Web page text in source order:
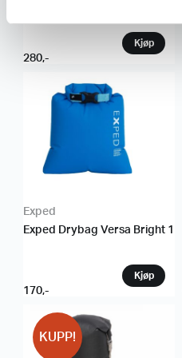
280,-
Exped
Exped Drybag Versa Bright 1
170,-
KUPP!